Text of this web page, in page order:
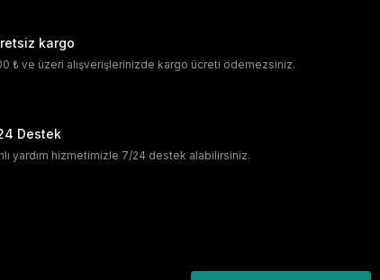
kargo
₺ ve üzeri alışverişlerinizde kargo ücreti ödemezsiniz.
Destek
yardım hizmetimizle 7/24 destek alabilirsiniz.